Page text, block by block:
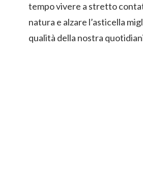
tempo vivere a stretto
natura e alzare l’asticella
qualità della nostra